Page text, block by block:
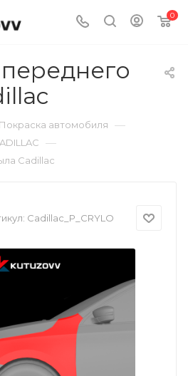
0
Покраска автомобиля —
—
Cadillac
Cadillac_P_CRYLO